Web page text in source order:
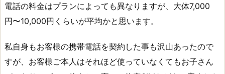
電話の料金はプランによっても異なりますが、大体7,000
円〜10,000円くらいが平均かと思います。
私自身もお客様の携帯電話を契約した事も沢山あったので
すが、お客様ご本人はそれほど使っていなくてもお子さん